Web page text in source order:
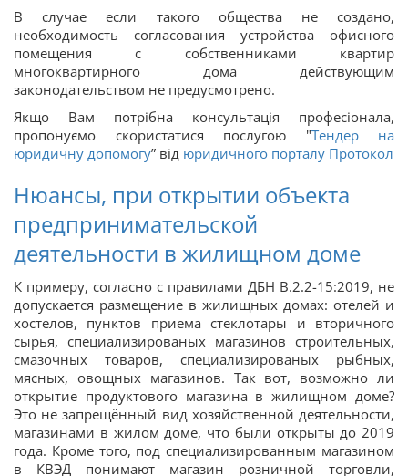
В случае если такого общества не создано,
необходимость согласования устройства офисного
помещения с собственниками квартир
многоквартирного дома действующим
законодательством не предусмотрено.
Якщо Вам потрібна консультація професіонала,
пропонуємо скористатися послугою "Тендер на
юридичну допомогу” від юридичного порталу Протокол
Нюансы, при открытии объекта
предпринимательской
деятельности в жилищном доме
К примеру, согласно с правилами ДБН В.2.2-15:2019, не
допускается размещение в жилищных домах: отелей и
хостелов, пунктов приема стеклотары и вторичного
сырья, специализированых магазинов строительных,
смазочных товаров, специализированых рыбных,
мясных, овощных магазинов. Так вот, возможно ли
открытие продуктового магазина в жилищном доме?
Это не запрещённый вид хозяйственной деятельности,
магазинами в жилом доме, что были открыты до 2019
года. Кроме того, под специализированным магазином
в КВЭД понимают магазин розничной торговли,